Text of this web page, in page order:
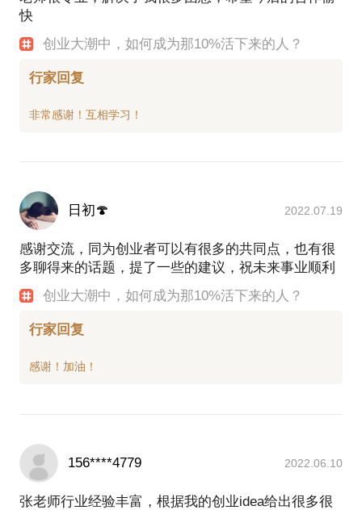
快
创业大潮中，如何成为那10%活下来的人？
行家回复
日初🍄 2022.07.19
感谢交流，同为创业者可以有很多的共同点，也有很
多聊得来的话题，提了一些的建议，祝未来事业顺利
创业大潮中，如何成为那10%活下来的人？
行家回复
156****4779 2022.06.10
张老师行业经验丰富，根据我的创业idea给出很多很